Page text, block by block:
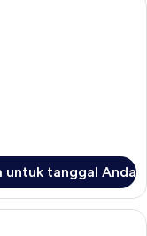
untuk tanggal Anda
tempat tidur bayi